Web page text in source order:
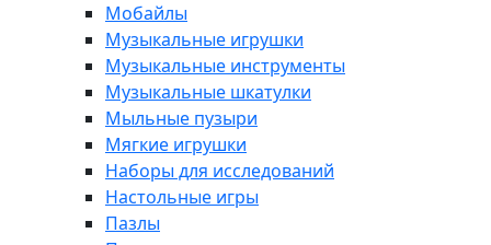
Мобайлы
Музыкальные игрушки
Музыкальные инструменты
Музыкальные шкатулки
Мыльные пузыри
Мягкие игрушки
Наборы для исследований
Настольные игры
Пазлы